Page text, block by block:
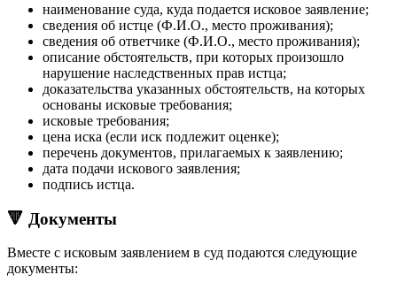
наименование суда, куда подается исковое заявление;
сведения об истце (Ф.И.О., место проживания);
сведения об ответчике (Ф.И.О., место проживания);
описание обстоятельств, при которых произошло
нарушение наследственных прав истца;
доказательства указанных обстоятельств, на которых
основаны исковые требования;
исковые требования;
цена иска (если иск подлежит оценке);
перечень документов, прилагаемых к заявлению;
дата подачи искового заявления;
подпись истца.
🔻 Документы
Вместе с исковым заявлением в суд подаются следующие
документы: